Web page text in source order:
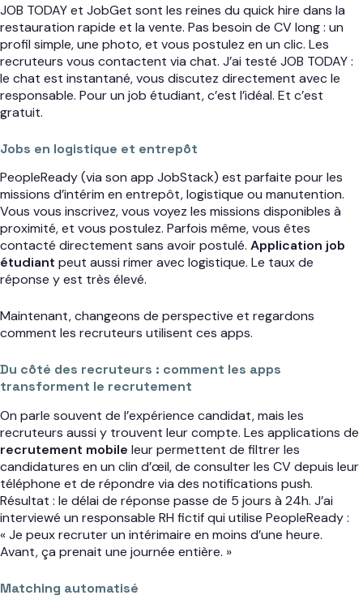
JOB TODAY et JobGet sont les reines du quick hire dans la
restauration rapide et la vente. Pas besoin de CV long : un
profil simple, une photo, et vous postulez en un clic. Les
recruteurs vous contactent via chat. J’ai testé JOB TODAY :
le chat est instantané, vous discutez directement avec le
responsable. Pour un job étudiant, c’est l’idéal. Et c’est
gratuit.
Jobs en logistique et entrepôt
PeopleReady (via son app JobStack) est parfaite pour les
missions d’intérim en entrepôt, logistique ou manutention.
Vous vous inscrivez, vous voyez les missions disponibles à
proximité, et vous postulez. Parfois même, vous êtes
contacté directement sans avoir postulé. Application job
étudiant peut aussi rimer avec logistique. Le taux de
réponse y est très élevé.
Maintenant, changeons de perspective et regardons
comment les recruteurs utilisent ces apps.
Du côté des recruteurs : comment les apps
transforment le recrutement
On parle souvent de l’expérience candidat, mais les
recruteurs aussi y trouvent leur compte. Les applications de
recrutement mobile leur permettent de filtrer les
candidatures en un clin d’œil, de consulter les CV depuis leur
téléphone et de répondre via des notifications push.
Résultat : le délai de réponse passe de 5 jours à 24h. J’ai
interviewé un responsable RH fictif qui utilise PeopleReady :
« Je peux recruter un intérimaire en moins d’une heure.
Avant, ça prenait une journée entière. »
Matching automatisé